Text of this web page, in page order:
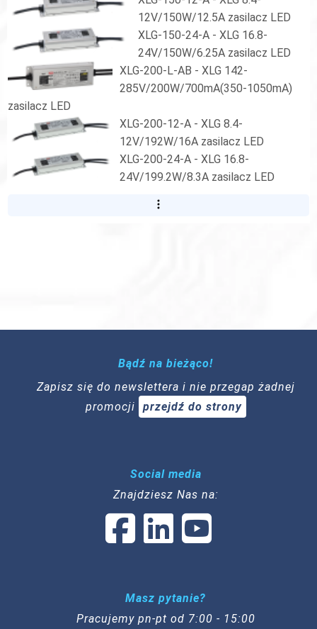
12V/150W/12.5A zasilacz LED
XLG-150-24-A - XLG 16.8-
24V/150W/6.25A zasilacz LED
XLG-200-L-AB - XLG 142-
285V/200W/700mA(350-1050mA)
zasilacz LED
XLG-200-12-A - XLG 8.4-
12V/192W/16A zasilacz LED
XLG-200-24-A - XLG 16.8-
24V/199.2W/8.3A zasilacz LED
Bądź na bieżąco!
Zapisz się do newslettera i nie przegap żadnej
promocji
przejdź do strony
Social media
Znajdziesz Nas na:
Masz pytanie?
Pracujemy pn-pt od 7:00 - 15:00